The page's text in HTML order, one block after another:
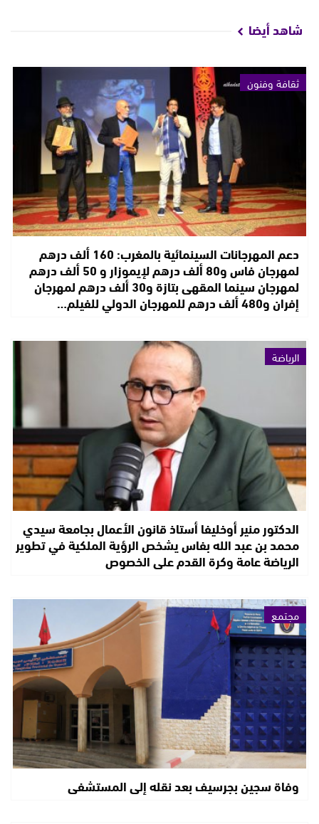
شاهد أيضا
ثقافة وفنون
دعم المهرجانات السينمائية بالمغرب: 160 ألف درهم
لمهرجان فاس و80 ألف درهم لإيموزار و 50 ألف درهم
لمهرجان سينما المقهى بتازة و30 ألف درهم لمهرجان
إفران و480 ألف درهم للمهرجان الدولي للفيلم…
الرياضة
الدكتور منير أوخليفا أستاذ قانون الأعمال بجامعة سيدي
محمد بن عبد الله بفاس يشخص الرؤية الملكية في تطوير
الرياضة عامة وكرة القدم على الخصوص
مجتمع
وفاة سجين بجرسيف بعد نقله إلى المستشفى